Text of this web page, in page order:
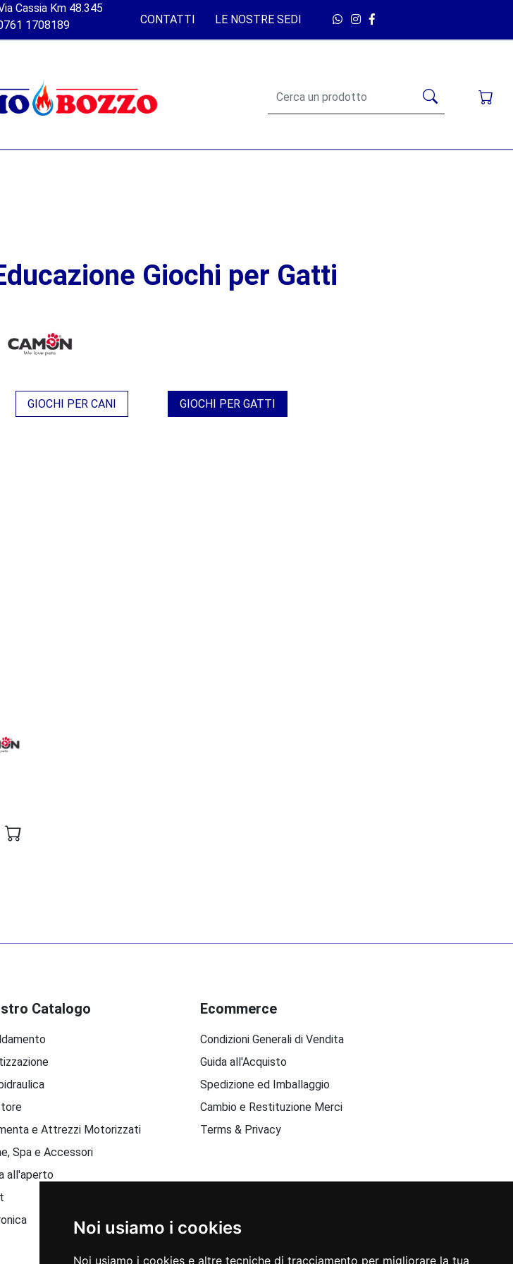
Noi usiamo i cookies
Noi usiamo i cookies e altre tecniche di tracciamento per migliorare la tua
Cassia Km 48.345
1708189
CONTATTI LE NOSTRE SEDI
Giochi per Gatti
GIOCHI PER CANI GIOCHI PER GATTI
Catalogo
e Attrezzi Motorizzati
Spa e Accessori
all'aperto
Ecommerce
Condizioni Generali di Vendita
Guida all'Acquisto
Spedizione ed Imballaggio
Cambio e Restituzione Merci
Terms & Privacy